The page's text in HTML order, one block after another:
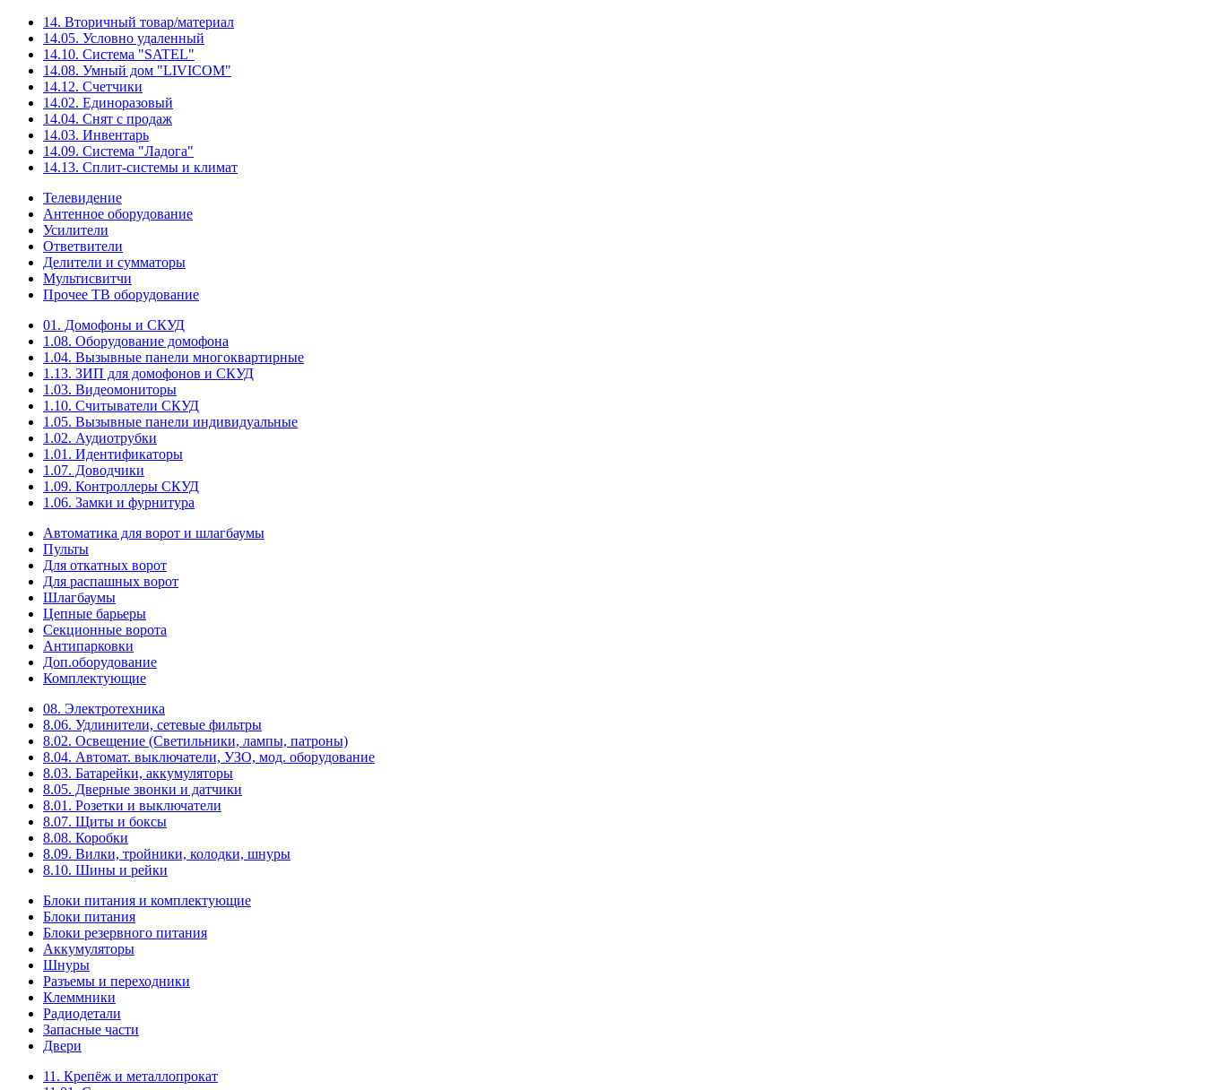
14. Вторичный товар/материал
14.05. Условно удаленный
14.10. Система "SATEL"
14.08. Умный дом "LIVICOM"
14.12. Счетчики
14.02. Единоразовый
14.04. Снят с продаж
14.03. Инвентарь
14.09. Система "Ладога"
14.13. Сплит-системы и климат
Телевидение
Антенное оборудование
Усилители
Ответвители
Делители и сумматоры
Мультисвитчи
Прочее ТВ оборудование
01. Домофоны и СКУД
1.08. Оборудование домофона
1.04. Вызывные панели многоквартирные
1.13. ЗИП для домофонов и СКУД
1.03. Видеомониторы
1.10. Считыватели СКУД
1.05. Вызывные панели индивидуальные
1.02. Аудиотрубки
1.01. Идентификаторы
1.07. Доводчики
1.09. Контроллеры СКУД
1.06. Замки и фурнитура
Автоматика для ворот и шлагбаумы
Пульты
Для откатных ворот
Для распашных ворот
Шлагбаумы
Цепные барьеры
Секционные ворота
Антипарковки
Доп.оборудование
Комплектующие
08. Электротехника
8.06. Удлинители, сетевые фильтры
8.02. Освещение (Светильники, лампы, патроны)
8.04. Автомат. выключатели, УЗО, мод. оборудование
8.03. Батарейки, аккумуляторы
8.05. Дверные звонки и датчики
8.01. Розетки и выключатели
8.07. Щиты и боксы
8.08. Коробки
8.09. Вилки, тройники, колодки, шнуры
8.10. Шины и рейки
Блоки питания и комплектующие
Блоки питания
Блоки резервного питания
Аккумуляторы
Шнуры
Разъемы и переходники
Клеммники
Радиодетали
Запасные части
Двери
11. Крепёж и металлопрокат